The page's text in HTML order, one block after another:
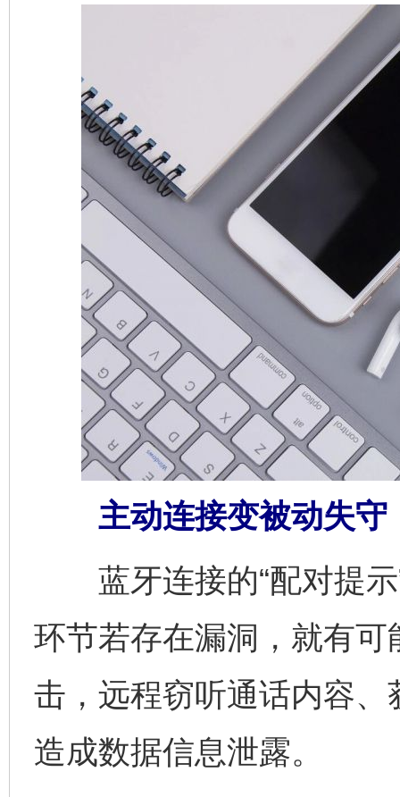
主动连接变被动失守
蓝牙连接的“配对提示
环节若存在漏洞，就有
击，远程窃听通话内容
造成数据信息泄露。